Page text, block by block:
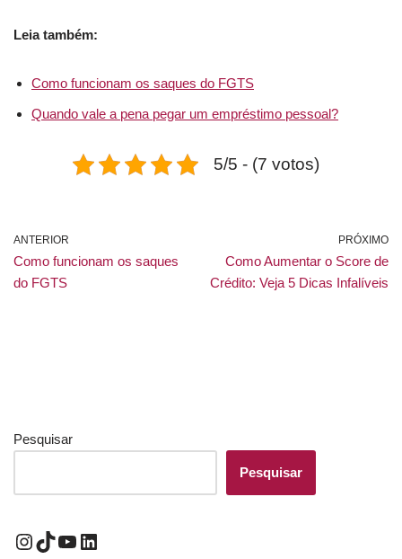
Leia também:
Como funcionam os saques do FGTS
Quando vale a pena pegar um empréstimo pessoal?
5/5 - (7 votos)
ANTERIOR
Como funcionam os saques
do FGTS
PRÓXIMO
Como Aumentar o Score de
Crédito: Veja 5 Dicas Infalíveis
Pesquisar
Pesquisar